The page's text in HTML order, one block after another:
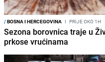
/BOSNA I HERCEGOVINA I PRIJE OKO 1H
Sezona borovnica traje u
prkose vrućinama